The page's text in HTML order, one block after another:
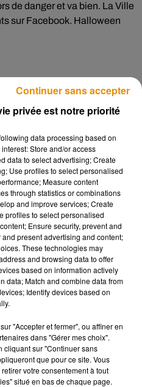
de danger et va bien. La Ville
sur Facebook. Halloween
privée est notre priorité
data processing based on
Store and/or access
data to select advertising; Create
Use profiles to select personalised
Measure content
through statistics or combinations
and improve services; Create
profiles to select personalised
Ensure security, prevent and
present advertising and content;
These technologies may
and browsing data to offer
based on information actively
data; Match and combine data from
Identify devices based on
"Accepter et fermer", ou affiner en
dans "Gérer mes choix".
cliquant sur "Continuer sans
que pour ce site. Vous
votre consentement à tout
situé en bas de chaque page.
Continuer sans accepter